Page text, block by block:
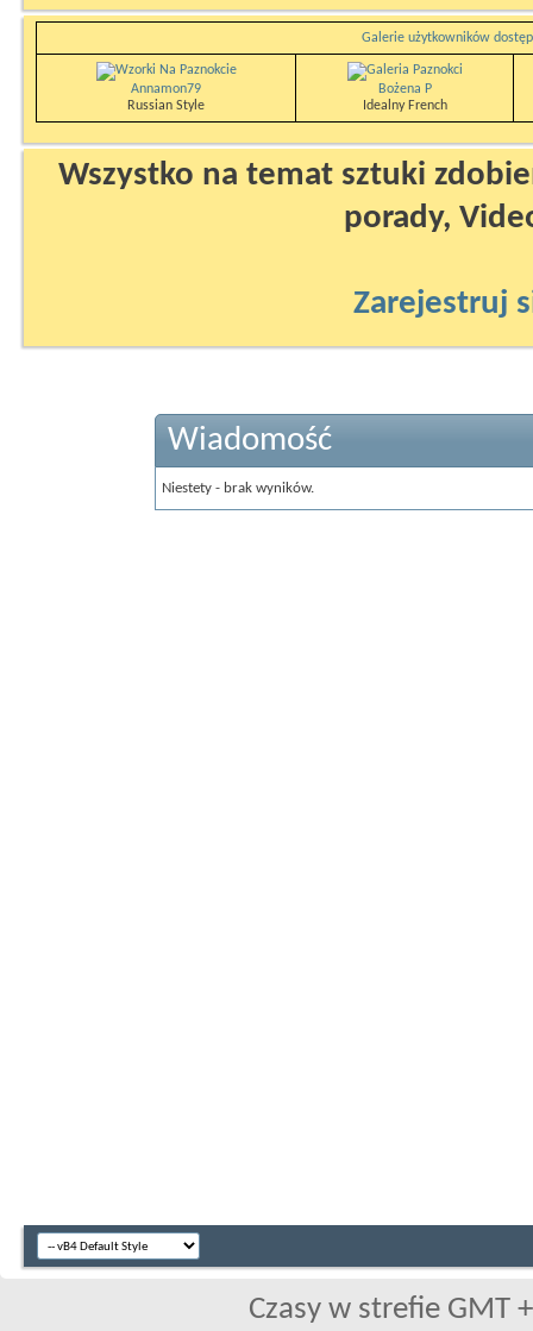
Galerie użytkowników
Annamon79
Russian Style
Bożena P
Idealny French
Wszystko na temat sztuki
porady,
Zarejestruj
Wiadomość
Niestety - brak wyników.
Czasy w strefie GMT